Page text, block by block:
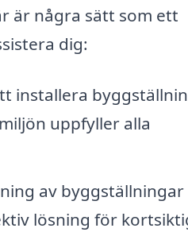
är några sätt som ett
dig:
installera
uppfyller alla
av byggställningar
lösning för